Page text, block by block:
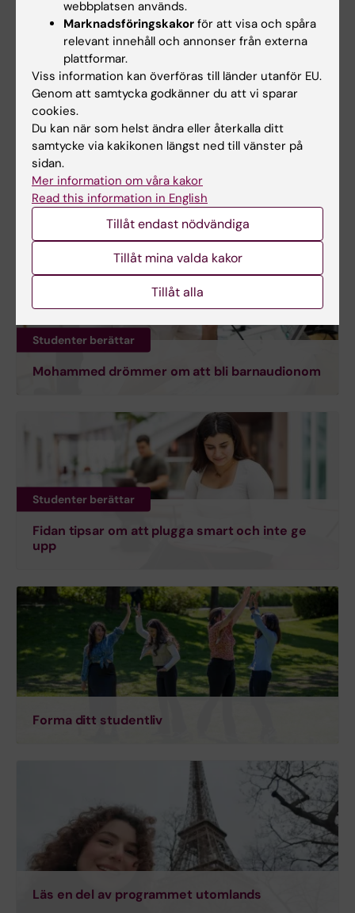
Blogg, Instagram, TikTok
Träffa KI-studenter på sociala medier
Vill du se en vanlig studiedag, ställa dina frågor om
studentlivet eller få inspiration från Sveriges
största studentstad? Läs KI:s studentblogg och följ
våra studenter på Instagram och TikTok.
Studenter berättar
Mohammed drömmer om att bli barnaudionom
Studenter berättar
Fidan tipsar om att plugga smart och inte ge
upp
Forma ditt studentliv
Läs en del av programmet utomlands
webbplatsen används.
Marknadsföringskakor för att visa och spåra
relevant innehåll och annonser från externa
plattformar.
Viss information kan överföras till länder utanför EU.
Genom att samtycka godkänner du att vi sparar
cookies.
Du kan när som helst ändra eller återkalla ditt
samtycke via kakikonen längst ned till vänster på
sidan.
Mer information om våra kakor
Read this information in English
Tillåt endast nödvändiga
Tillåt mina valda kakor
Tillåt alla